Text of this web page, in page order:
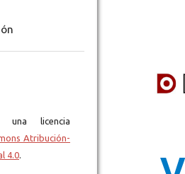
licencia
Atribución-
4.0.